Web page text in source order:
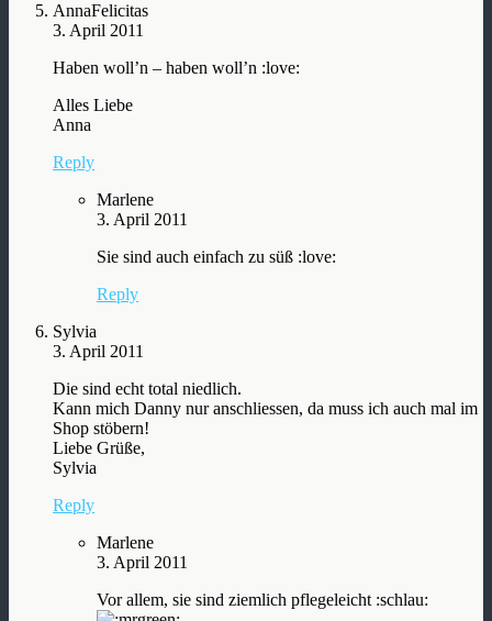
AnnaFelicitas
3. April 2011
Haben woll’n – haben woll’n :love:
Alles Liebe
Anna
Reply
Marlene
3. April 2011
Sie sind auch einfach zu süß :love:
Reply
Sylvia
3. April 2011
Die sind echt total niedlich.
Kann mich Danny nur anschliessen, da muss ich auch mal im
Shop stöbern!
Liebe Grüße,
Sylvia
Reply
Marlene
3. April 2011
Vor allem, sie sind ziemlich pflegeleicht :schlau: